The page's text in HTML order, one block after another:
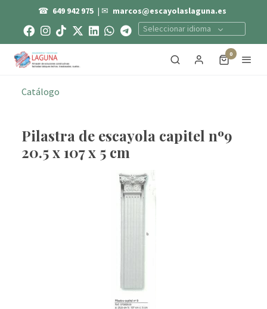
☎ 649 942 975 | ✉ marcos@escayolaslaguna.es
Seleccionar idioma
0
Catálogo
Pilastra de escayola capitel nº9
20.5 x 107 x 5 cm